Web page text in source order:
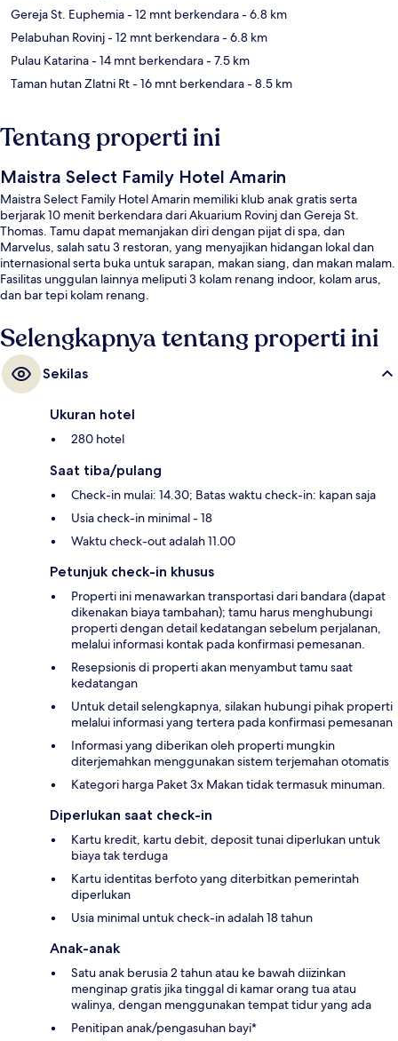
Gereja St. Euphemia- 12 mnt berkendara- 6.8 km
Pelabuhan Rovinj- 12 mnt berkendara- 6.8 km
Pulau Katarina- 14 mnt berkendara- 7.5 km
Taman hutan Zlatni Rt- 16 mnt berkendara- 8.5 km
Tentang properti ini
Maistra Select Family Hotel Amarin
Maistra Select Family Hotel Amarin memiliki klub anak gratis serta
berjarak 10 menit berkendara dari Akuarium Rovinj dan Gereja St.
Thomas. Tamu dapat memanjakan diri dengan pijat di spa, dan
Marvelus, salah satu 3 restoran, yang menyajikan hidangan lokal dan
internasional serta buka untuk sarapan, makan siang, dan makan malam.
Fasilitas unggulan lainnya meliputi 3 kolam renang indoor, kolam arus,
dan bar tepi kolam renang.
Selengkapnya tentang properti ini
Sekilas
Ukuran hotel
280 hotel
Saat tiba/pulang
Check-in mulai: 14.30; Batas waktu check-in: kapan saja
Usia check-in minimal - 18
Waktu check-out adalah 11.00
Petunjuk check-in khusus
Properti ini menawarkan transportasi dari bandara (dapat
dikenakan biaya tambahan); tamu harus menghubungi
properti dengan detail kedatangan sebelum perjalanan,
melalui informasi kontak pada konfirmasi pemesanan.
Resepsionis di properti akan menyambut tamu saat
kedatangan
Untuk detail selengkapnya, silakan hubungi pihak properti
melalui informasi yang tertera pada konfirmasi pemesanan
Informasi yang diberikan oleh properti mungkin
diterjemahkan menggunakan sistem terjemahan otomatis
Kategori harga Paket 3x Makan tidak termasuk minuman.
Diperlukan saat check-in
Kartu kredit, kartu debit, deposit tunai diperlukan untuk
biaya tak terduga
Kartu identitas berfoto yang diterbitkan pemerintah
diperlukan
Usia minimal untuk check-in adalah 18 tahun
Anak-anak
Satu anak berusia 2 tahun atau ke bawah diizinkan
menginap gratis jika tinggal di kamar orang tua atau
walinya, dengan menggunakan tempat tidur yang ada
Penitipan anak/pengasuhan bayi*